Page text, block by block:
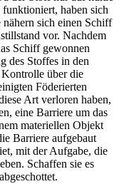
haben sich
sich einen Schiff
vor. Nachdem
Schiff gewonnen
des Stoffes in den
über die
Föderierten
Art verloren haben,
eine Barriere um das
materiellen Objekt
Barriere aufgebaut
mit der Aufgabe, die
Schaffen sie es